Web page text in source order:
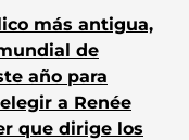
más antigua,
de
año para
a Renée
que dirige los